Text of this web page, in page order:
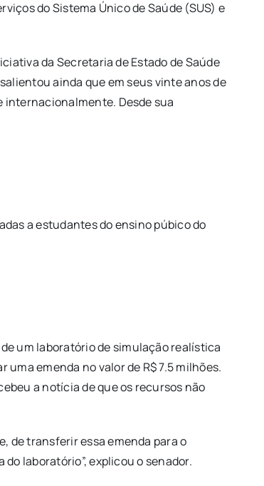
do Sistema Único de Saúde (SUS) e
da Secretaria de Estado de Saúde
ainda que em seus vinte anos de
internacionalmente. Desde sua
a estudantes do ensino púbico do
um laboratório de simulação realística
emenda no valor de R$ 7.5 milhões.
a notícia de que os recursos não
de transferir essa emenda para o
laboratório”, explicou o senador.